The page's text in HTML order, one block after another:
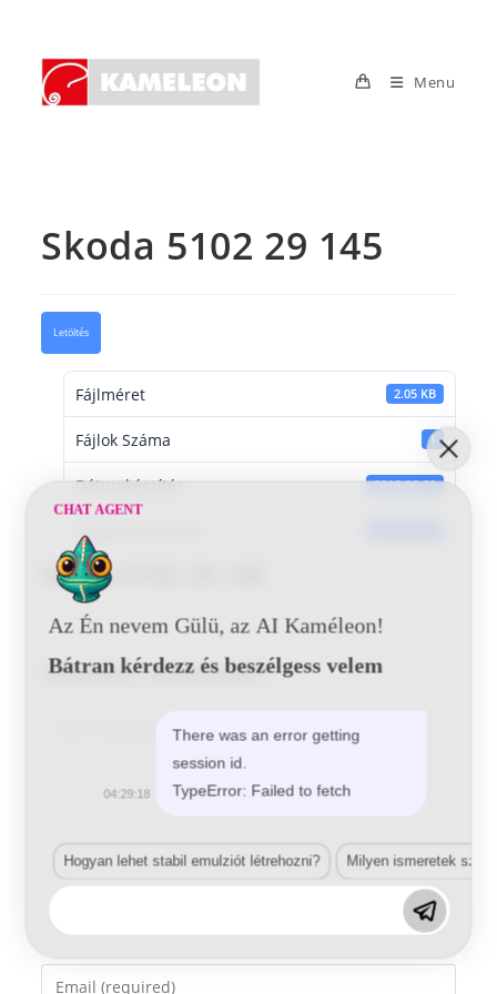
content
Menu
Skoda 5102 29 145
Letöltés
Fájlméret 2.05 KB
Fájlok Száma 1
Dátumkészítés 2016-06-20
Utoljára frissített
Skoda 5102 29 145
Vélemény, hozzászólás?
your
name
Enter
CHAT AGENT
Az Én nevem Gülü, az AI Kaméleon!
Bátran kérdezz és beszélgess velem
There was an error getting
session id.
TypeError: Failed to fetch
04:29:18
Hogyan lehet stabil emulziót létrehozni? Milyen ismeretek